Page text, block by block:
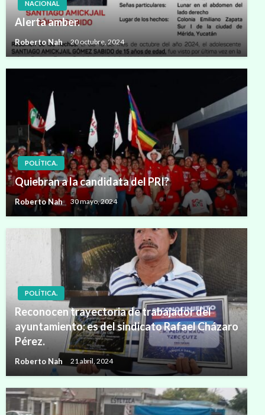
NACIONAL
Alerta amber.
Roberto Nah 20 octubre, 2024
POLÍTICA.
Quiebran a la candidata del PRI?
Roberto Nah 30 mayo, 2024
POLÍTICA.
Reconocen trayectoria de trabajador del
ayuntamiento: es del sindicato Rafael Cházaro
Pérez.
Roberto Nah 21 abril, 2024